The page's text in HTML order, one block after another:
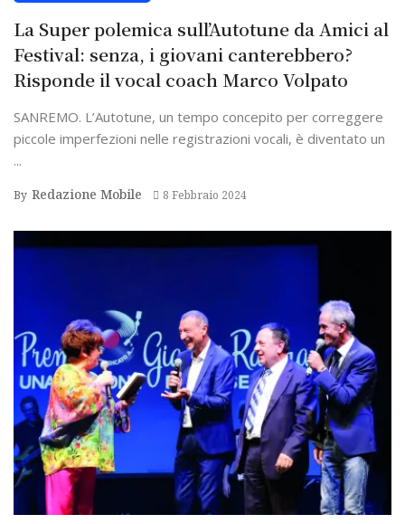
La Super polemica sull’Autotune da Amici al
Festival: senza, i giovani canterebbero?
Risponde il vocal coach Marco Volpato
SANREMO. L’Autotune, un tempo concepito per correggere
piccole imperfezioni nelle registrazioni vocali, è diventato un
...
By Redazione Mobile 8 Febbraio 2024